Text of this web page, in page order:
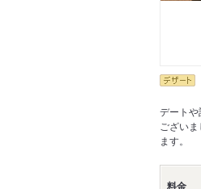
デートや
ござい
ます。
料金